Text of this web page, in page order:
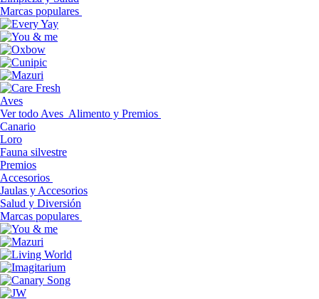
Marcas populares
Aves
Ver todo Aves Alimento y Premios
Canario
Loro
Fauna silvestre
Premios
Accesorios
Jaulas y Accesorios
Salud y Diversión
Marcas populares